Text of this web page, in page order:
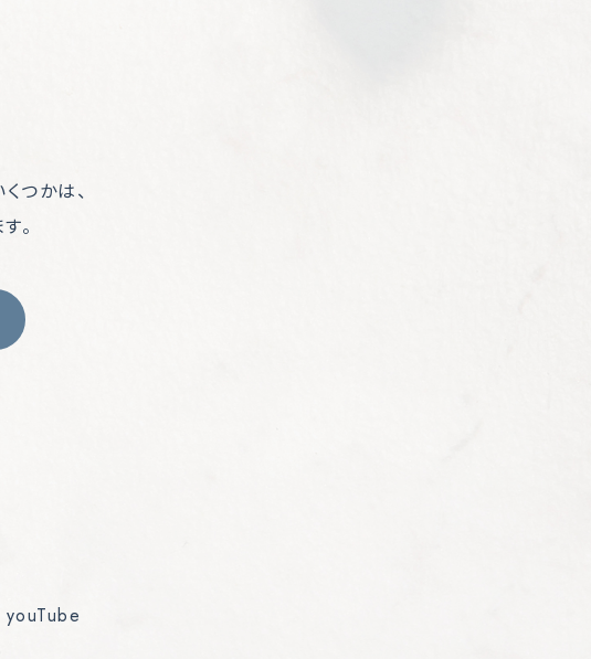
つかは、
。